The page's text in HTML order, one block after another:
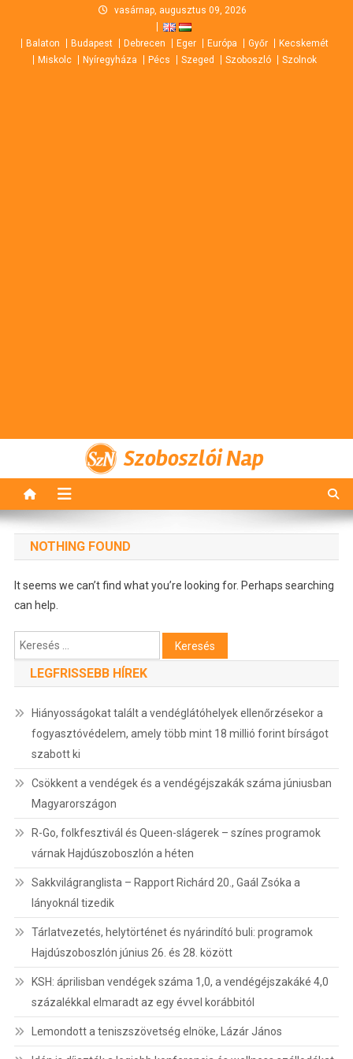
content
vasárnap, augusztus 09, 2026
Balaton Budapest Debrecen Eger Európa Győr
Kecskemét
Miskolc
Nyíregyháza Pécs Szeged Szoboszló Szolnok
Szoboszlói Nap
NOTHING FOUND
It seems we can’t find what you’re looking for. Perhaps searching
can help.
Keresés:
LEGFRISSEBB HÍREK
Hiányosságokat talált a vendéglátóhelyek ellenőrzésekor a
fogyasztóvédelem, amely több mint 18 millió forint bírságot
szabott ki
Csökkent a vendégek és a vendégéjszakák száma júniusban
Magyarországon
R-Go, folkfesztivál és Queen-slágerek – színes programok
várnak Hajdúszoboszlón a héten
Sakkvilágranglista – Rapport Richárd 20., Gaál Zsóka a
lányoknál tizedik
Tárlatvezetés, helytörténet és nyárindító buli: programok
Hajdúszoboszlón június 26. és 28. között
KSH: áprilisban vendégek száma 1,0, a vendégéjszakáké 4,0
százalékkal elmaradt az egy évvel korábbitól
Lemondott a teniszszövetség elnöke, Lázár János